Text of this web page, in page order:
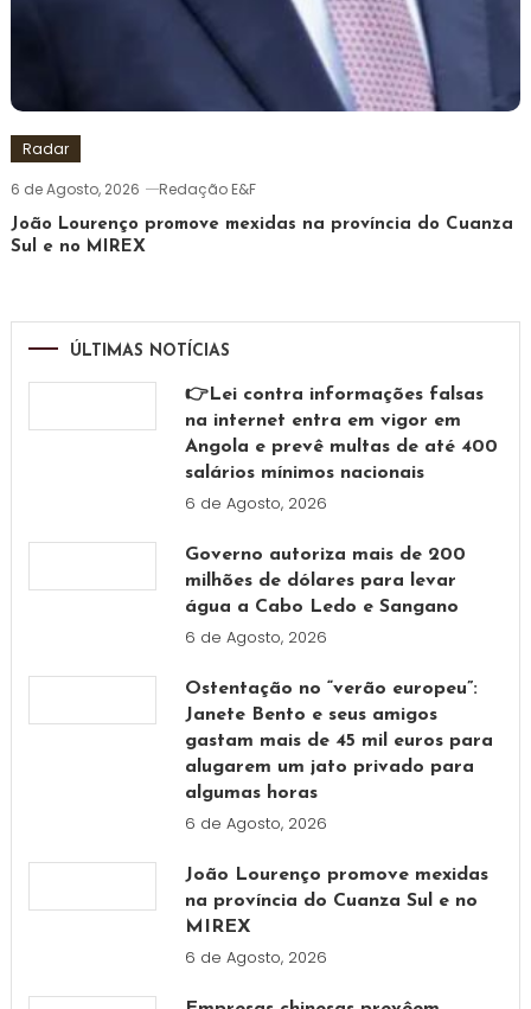
Radar
6 de Agosto, 2026
Redação E&F
João Lourenço promove mexidas na província do Cuanza
Sul e no MIREX
ÚLTIMAS NOTÍCIAS
👉Lei contra informações falsas
na internet entra em vigor em
Angola e prevê multas de até 400
salários mínimos nacionais
6 de Agosto, 2026
Governo autoriza mais de 200
milhões de dólares para levar
água a Cabo Ledo e Sangano
6 de Agosto, 2026
Ostentação no “verão europeu”:
Janete Bento e seus amigos
gastam mais de 45 mil euros para
alugarem um jato privado para
algumas horas
6 de Agosto, 2026
João Lourenço promove mexidas
na província do Cuanza Sul e no
MIREX
6 de Agosto, 2026